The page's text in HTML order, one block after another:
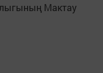
Мактау